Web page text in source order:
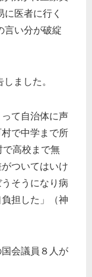
医者に行く
言い分が破綻
ました。
って自治体に声
で中学まで所
で高校まで無
ついてはいけ
そうになり病
担した」（神
会議員８人が